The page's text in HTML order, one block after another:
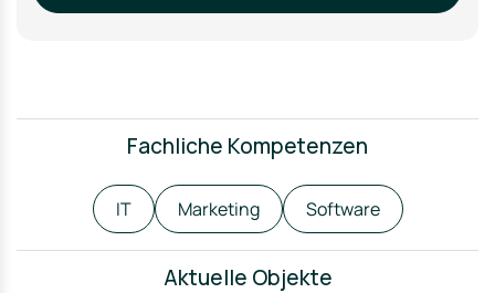
Fachliche Kompetenzen
IT Marketing Software
Aktuelle Objekte